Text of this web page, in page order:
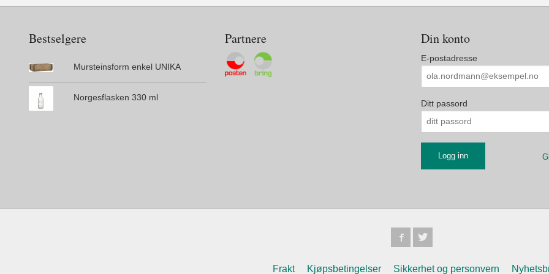
Bestselgere
Mursteinsform enkel UNIKA
Norgesflasken 330 ml
Partnere Din konto
E-postadresse
Ditt passord
Frakt Kjøpsbetingelser Sikkerhet og personvern